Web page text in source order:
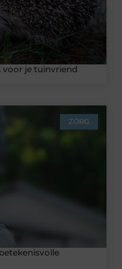
voor je tuinvriend
ZORG